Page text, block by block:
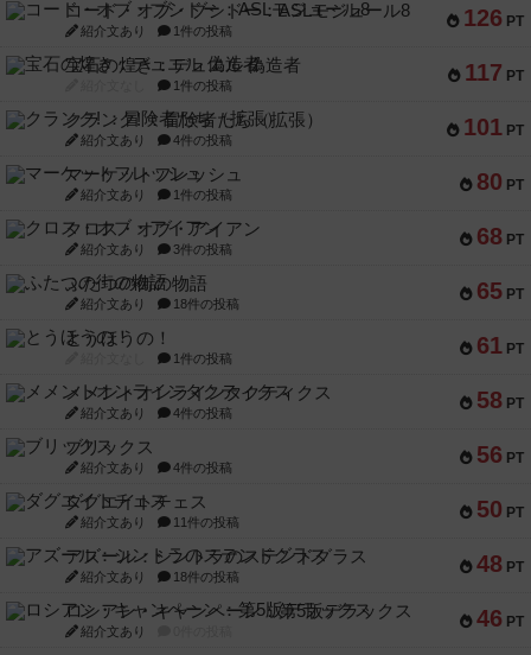
126 PT
コード・オブ・ブシドー：ASLモジュール8
紹介文あり 1件の投稿
117 PT
宝石の煌き：デュエル 偽造者
1件の投稿
101 PT
クランク! ：冒険者たち（拡張）
紹介文あり 4件の投稿
80 PT
マーケットフレッシュ
紹介文あり 1件の投稿
68 PT
クロス・オブ・アイアン
紹介文あり 3件の投稿
65 PT
ふたつの街の物語
紹介文あり 18件の投稿
61 PT
とうほうの！
1件の投稿
58 PT
メメントオンラインタクティクス
紹介文あり 4件の投稿
56 PT
ブリックス
紹介文あり 4件の投稿
50 PT
ダグエイトチェス
紹介文あり 11件の投稿
48 PT
アズール：シントラのステンドグラス
紹介文あり 18件の投稿
46 PT
ロシアン・キャンペーン：第5版デラックス
紹介文あり